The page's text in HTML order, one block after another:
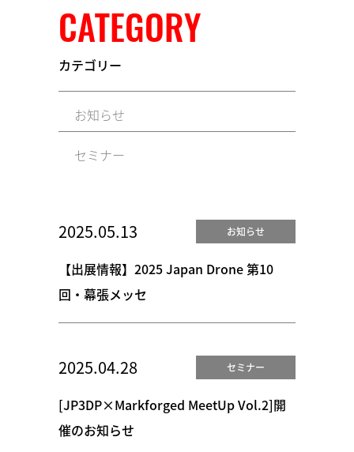
CATEGORY
カテゴリー
お知らせ
セミナー
2025.05.13 お知らせ
【出展情報】2025 Japan Drone 第10
回・幕張メッセ
2025.04.28 セミナー
[JP3DP×Markforged MeetUp Vol.2]開
催のお知らせ